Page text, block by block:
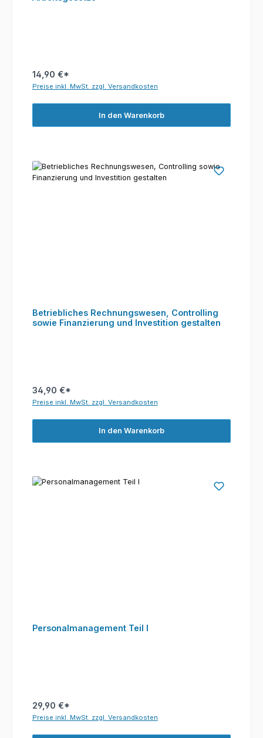
14,90 €*
Preise inkl. MwSt. zzgl. Versandkosten
In den Warenkorb
Betriebliches Rechnungswesen, Controlling
sowie Finanzierung und Investition gestalten
34,90 €*
Preise inkl. MwSt. zzgl. Versandkosten
In den Warenkorb
Personalmanagement Teil I
29,90 €*
Preise inkl. MwSt. zzgl. Versandkosten